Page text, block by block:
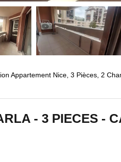
Appartement Nice, 3 Pièces, 2
- 3 PIECES -